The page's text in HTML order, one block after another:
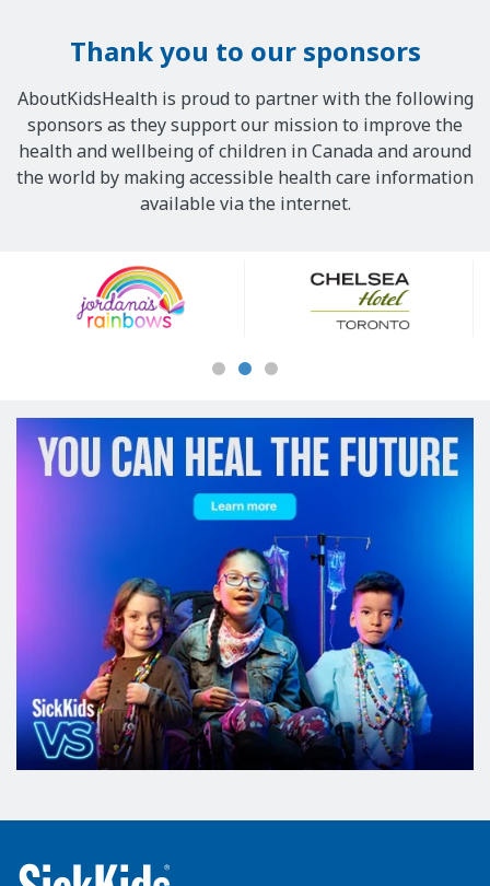
Thank you to our sponsors
AboutKidsHealth is proud to partner with the following
sponsors as they support our mission to improve the
health and wellbeing of children in Canada and around
the world by making accessible health care information
available via the internet.
Sponsors